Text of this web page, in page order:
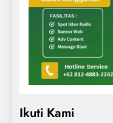
Ikuti Kami